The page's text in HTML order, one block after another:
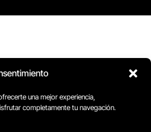
una mejor experiencia,
completamente tu navegación.